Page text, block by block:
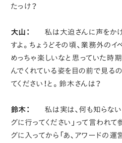
たっけ？
大山：
私は大迫さんに声をか
すよ。ちょうどその頃、業務外のイ
めっちゃ楽しいなと思っていた時
んでくれている姿を目の前で見る
てください！と。鈴木さんは？
鈴木：
私は実は、何も知らな
グに行ってください」って言われて
グに入ってから「あ、アワードの